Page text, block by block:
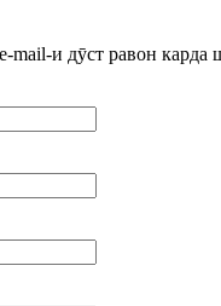
mail-и дӯст равон карда